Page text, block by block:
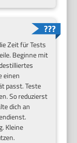
Zeit für Tests
Beginne mit
einen
passt. Teste
So reduzierst
dich an
Kleine